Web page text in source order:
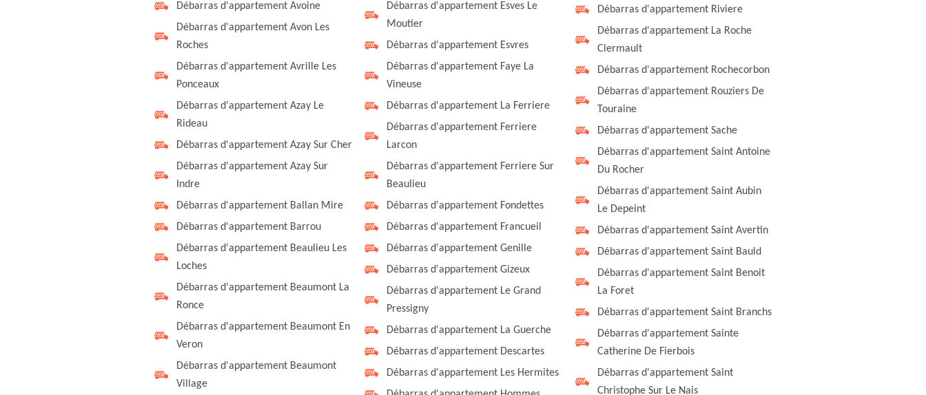
Débarras d'appartement Avoine
Débarras d'appartement Avon Les
Roches
Débarras d'appartement Avrille Les
Ponceaux
Débarras d'appartement Azay Le
Rideau
Débarras d'appartement Azay Sur Cher
Débarras d'appartement Azay Sur
Indre
Débarras d'appartement Ballan Mire
Débarras d'appartement Barrou
Débarras d'appartement Beaulieu Les
Loches
Débarras d'appartement Beaumont La
Ronce
Débarras d'appartement Beaumont En
Veron
Débarras d'appartement Beaumont
Village
Débarras d'appartement Esves Le
Moutier
Débarras d'appartement Esvres
Débarras d'appartement Faye La
Vineuse
Débarras d'appartement La Ferriere
Débarras d'appartement Ferriere
Larcon
Débarras d'appartement Ferriere Sur
Beaulieu
Débarras d'appartement Fondettes
Débarras d'appartement Francueil
Débarras d'appartement Genille
Débarras d'appartement Gizeux
Débarras d'appartement Le Grand
Pressigny
Débarras d'appartement La Guerche
Débarras d'appartement Descartes
Débarras d'appartement Les Hermites
Débarras d'appartement Riviere
Débarras d'appartement La Roche
Clermault
Débarras d'appartement Rochecorbon
Débarras d'appartement Rouziers De
Touraine
Débarras d'appartement Sache
Débarras d'appartement Saint Antoine
Du Rocher
Débarras d'appartement Saint Aubin
Le Depeint
Débarras d'appartement Saint Avertin
Débarras d'appartement Saint Bauld
Débarras d'appartement Saint Benoit
La Foret
Débarras d'appartement Saint Branchs
Débarras d'appartement Sainte
Catherine De Fierbois
Débarras d'appartement Saint
Christophe Sur Le Nais